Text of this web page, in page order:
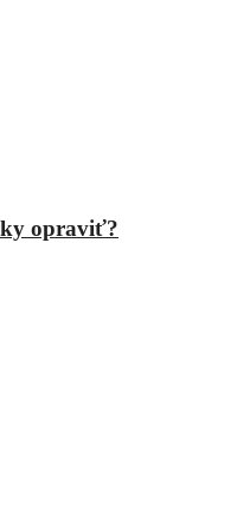
opraviť?